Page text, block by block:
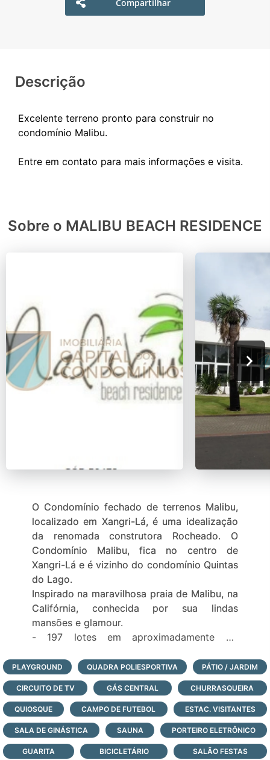
Compartilhar
Descrição
Excelente terreno pronto para construir no
condomínio Malibu.
Sobre o MALIBU BEACH RESIDENCE
O Condomínio fechado de terrenos Malibu,
localizado em Xangri-Lá, é uma idealização
da renomada construtora Rocheado. O
Condomínio Malibu, fica no centro de
Xangri-Lá e é vizinho do condomínio Quintas
do Lago.
Inspirado na maravilhosa praia de Malibu, na
Califórnia, conhecida por sua lindas
mansões e glamour.
- 197 lotes em aproximadamente 26
- lotes com excelente metragem, 350m² e
600m²;
- lotes de frente para os grande lagos;
- infraestrutura completa de lazer com
paradouro à beira-mar;
- portaria com monitoramento e segurança
24 horas, todos os dias do ano;
PLAYGROUND QUADRA POLIESPORTIVA PÁTIO / JARDIM
CIRCUITO DE TV GÁS CENTRAL CHURRASQUEIRA
QUIOSQUE CAMPO DE FUTEBOL ESTAC. VISITANTES
SALA DE GINÁSTICA SAUNA PORTEIRO ELETRÔNICO
GUARITA BICICLETÁRIO SALÃO FESTAS